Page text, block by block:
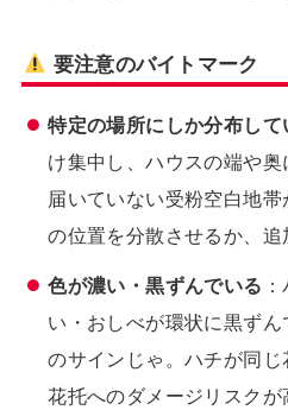
要注意のバイトマーク
特定の場所にしか分布して
け集中し、ハウスの端や
届いていない受粉空白地
の位置を分散させるか、追
色が濃い・黒ずんでいる
い・おしべが環状に黒ず
のサインじゃ。ハチが同じ
花托へのダメージリスク